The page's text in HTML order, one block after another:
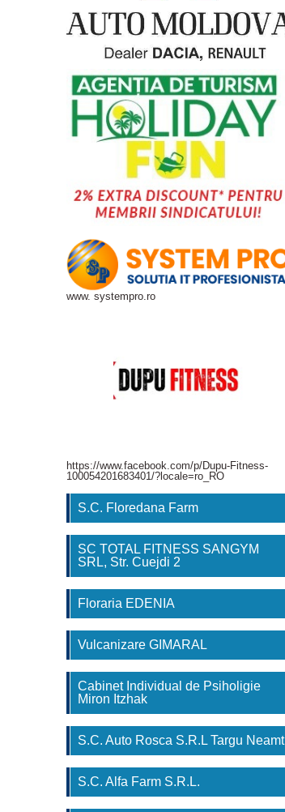
www. systempro.ro
https://www.facebook.com/p/Dupu-Fitness-
100054201683401/?locale=ro_RO
S.C. Floredana Farm
SC TOTAL FITNESS SANGYM
SRL, Str. Cuejdi 2
Floraria EDENIA
Vulcanizare GIMARAL
Cabinet Individual de Psiholigie
Miron Itzhak
S.C. Auto Rosca S.R.L Targu Neamt
S.C. Alfa Farm S.R.L.